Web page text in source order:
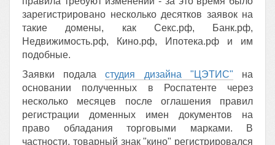
зарегистрировано несколько десятков заявок на
такие домены, как Секс.рф, Банк.рф,
Недвижимость.рф, Кино.рф, Ипотека.рф и им
подобные.
Заявки подаластудия дизайна "ЦЭТИС" на
основании полученных в Роспатенте через
несколько месяцев после оглашения правил
регистрации доменных имен документов на
право обладания торговыми марками. В
частности, товарный знак "кино" регистрировался